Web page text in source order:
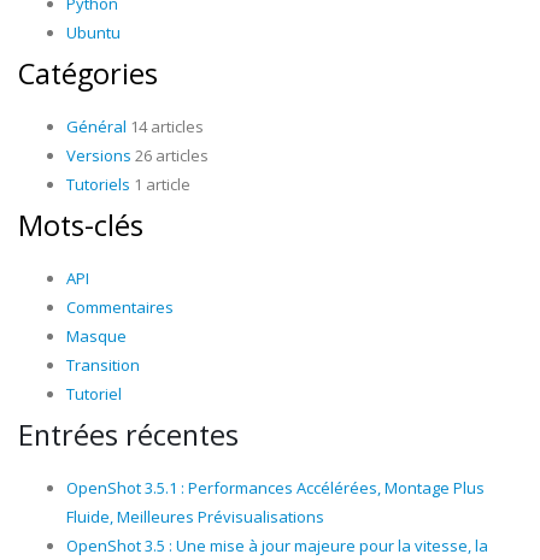
Ubuntu
Catégories
Général 14 articles
Versions 26 articles
Tutoriels 1 article
Mots-clés
API
Commentaires
Masque
Transition
Tutoriel
Entrées récentes
OpenShot 3.5.1 : Performances Accélérées, Montage Plus
Fluide, Meilleures Prévisualisations
OpenShot 3.5 : Une mise à jour majeure pour la vitesse, la